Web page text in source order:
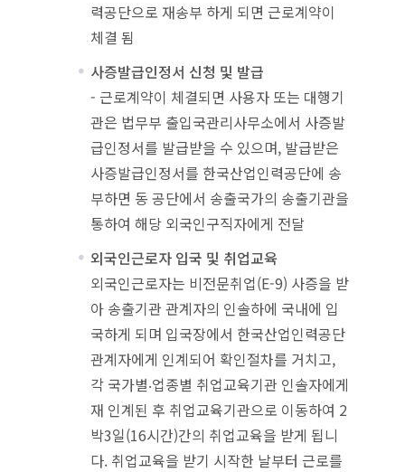
력공단으로 재송부 하게 되면 근로계약이
체결 됨
사증발급인정서 신청 및 발급
- 근로계약이 체결되면 사용자 또는 대행기
관은 법무부 출입국관리사무소에서 사증발
급인정서를 발급받을 수 있으며, 발급받은
사증발급인정서를 한국산업인력공단에 송
부하면 동 공단에서 송출국가의 송출기관을
통하여 해당 외국인구직자에게 전달
외국인근로자 입국 및 취업교육
외국인근로자는 비전문취업(E-9) 사증을 받
아 송출기관 관계자의 인솔하에 국내에 입
국하게 되며 입국장에서 한국산업인력공단
관계자에게 인계되어 확인절차를 거치고,
각 국가별‧업종별 취업교육기관 인솔자에게
재 인계된 후 취업교육기관으로 이동하여 2
박3일(16시간)간의 취업교육을 받게 됩니
다. 취업교육을 받기 시작한 날부터 근로를